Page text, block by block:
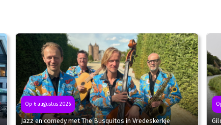
Op 6 augustus 2026
Jazz en comedy met The Busquitos in Vredeskerkje